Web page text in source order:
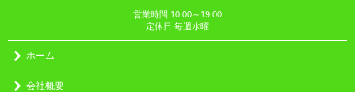
営業時間:10:00～19:00
定休日:毎週水曜
ホーム
会社概要